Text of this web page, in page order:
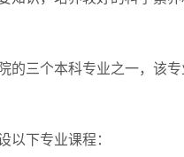
的三个本科专业之一，该专
以下专业课程：